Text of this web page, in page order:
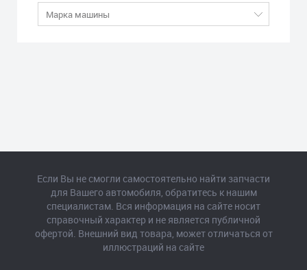
Если Вы не смогли самостоятельно найти запчасти
для Вашего автомобиля, обратитесь к нашим
специалистам. Вся информация на сайте носит
справочный характер и не является публичной
офертой. Внешний вид товара, может отличаться от
иллюстраций на сайте